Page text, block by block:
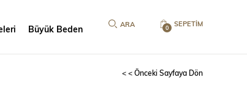
SEPETIM
0
Büyük Beden
< < Önceki Sayfaya Dön